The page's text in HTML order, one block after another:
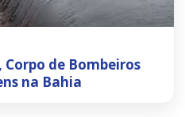
de Bombeiros
na Bahia